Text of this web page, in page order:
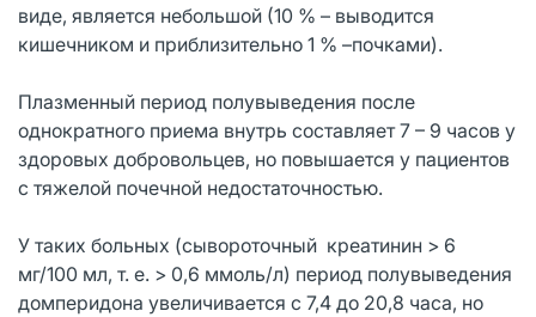
виде, является небольшой (10 % – выводится
кишечником и приблизительно 1 % –почками).
Плазменный период полувыведения после
однократного приема внутрь составляет 7 – 9 часов у
здоровых добровольцев, но повышается у пациентов
с тяжелой почечной недостаточностью.
У таких больных (сывороточный креатинин > 6
мг/100 мл, т. е. > 0,6 ммоль/л) период полувыведения
домперидона увеличивается с 7,4 до 20,8 часа, но